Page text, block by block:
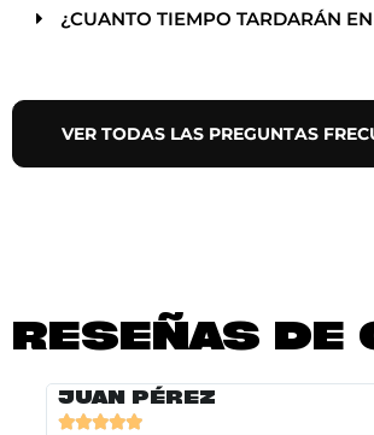
¿CUANTO TIEMPO TARDARÁN
VER TODAS LAS PREGUNTAS
RESEÑAS DE
JUAN PÉREZ
